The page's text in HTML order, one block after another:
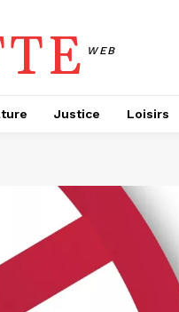
WEB
Justice Loisirs